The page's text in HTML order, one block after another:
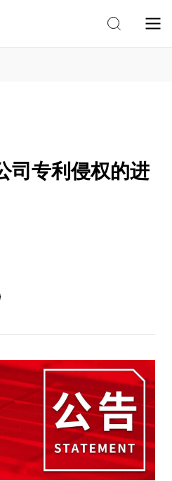
司专利侵权的进